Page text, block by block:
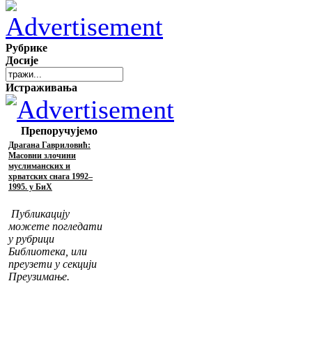
Рубрике
Досије
Истраживања
Препоручујемо
Драгана Гавриловић:
Масовни злочини
муслиманских и
хрватских снага 1992–
1995. у БиХ
Публикацију
можете погледати
у рубрици
Библиотека, или
преузети у секцији
Преузимање.